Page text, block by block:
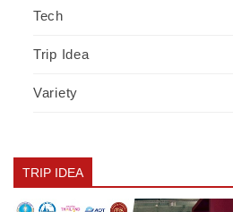
Tech
Trip Idea
Variety
TRIP IDEA